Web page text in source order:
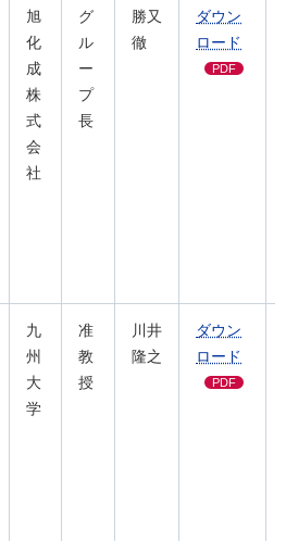
旭
化
成
株
式
会
社
グ
ル
ー
プ
長
勝又
徹
ダウン
ロード
PDF
九
州
大
学
准
教
授
川井
隆之
ダウン
ロード
PDF